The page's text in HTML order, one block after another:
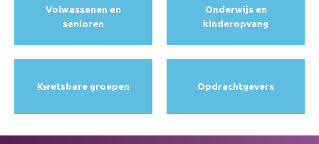
Volwassenen en
senioren
Onderwijs en
kinderopvang
Kwetsbare groepen Opdracht­gevers